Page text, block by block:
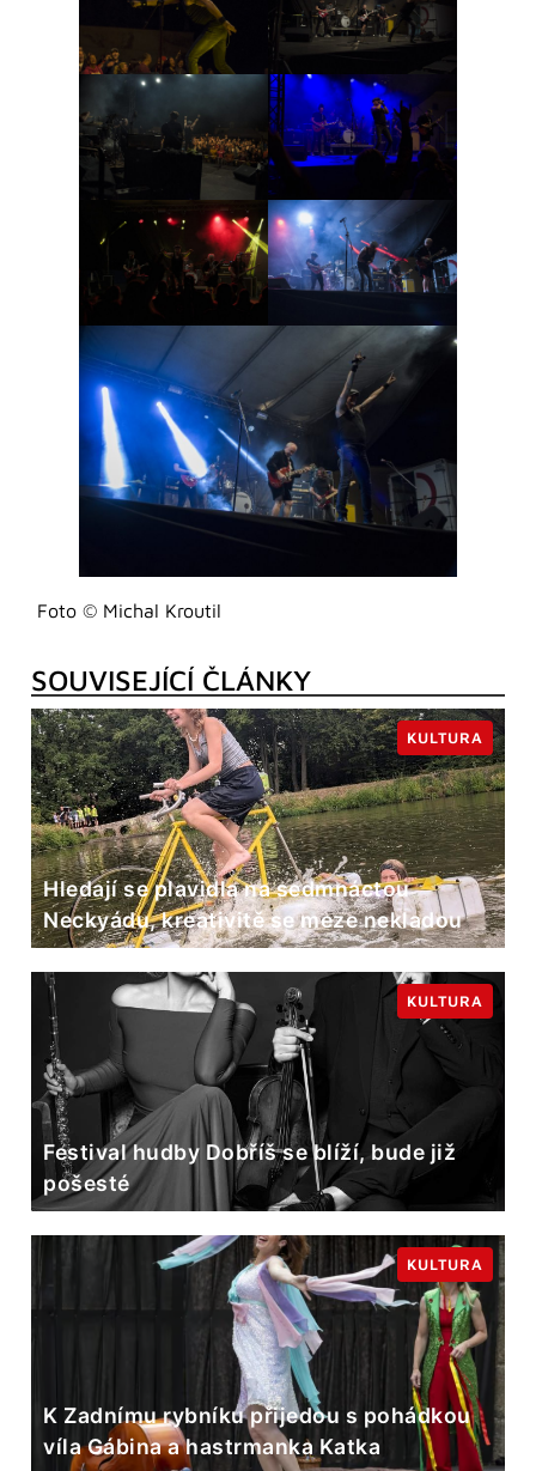
Foto © Michal Kroutil
SOUVISEJÍCÍ ČLÁNKY
Hledají se plavidla na sedmnáctou
Neckyádu, kreativitě se meze nekladou
KULTURA
Festival hudby Dobříš se blíží, bude již
pošesté
KULTURA
K Zadnímu rybníku přijedou s pohádkou
víla Gábina a hastrmanka Katka
KULTURA